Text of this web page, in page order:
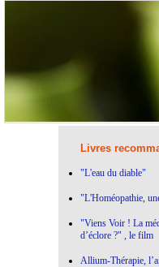
Livres
"L'eau du diable"
"L'Homéopathie,
"Viens Voir ! La
d’éclore ?" , le film
Allium-Thérapie,